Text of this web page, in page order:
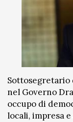
nel Governo
occupo di
locali, impresa